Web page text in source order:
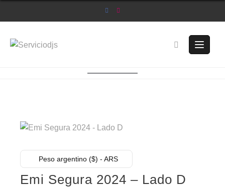
Peso argentino ($) - ARS
Emi Segura 2024 – Lado D